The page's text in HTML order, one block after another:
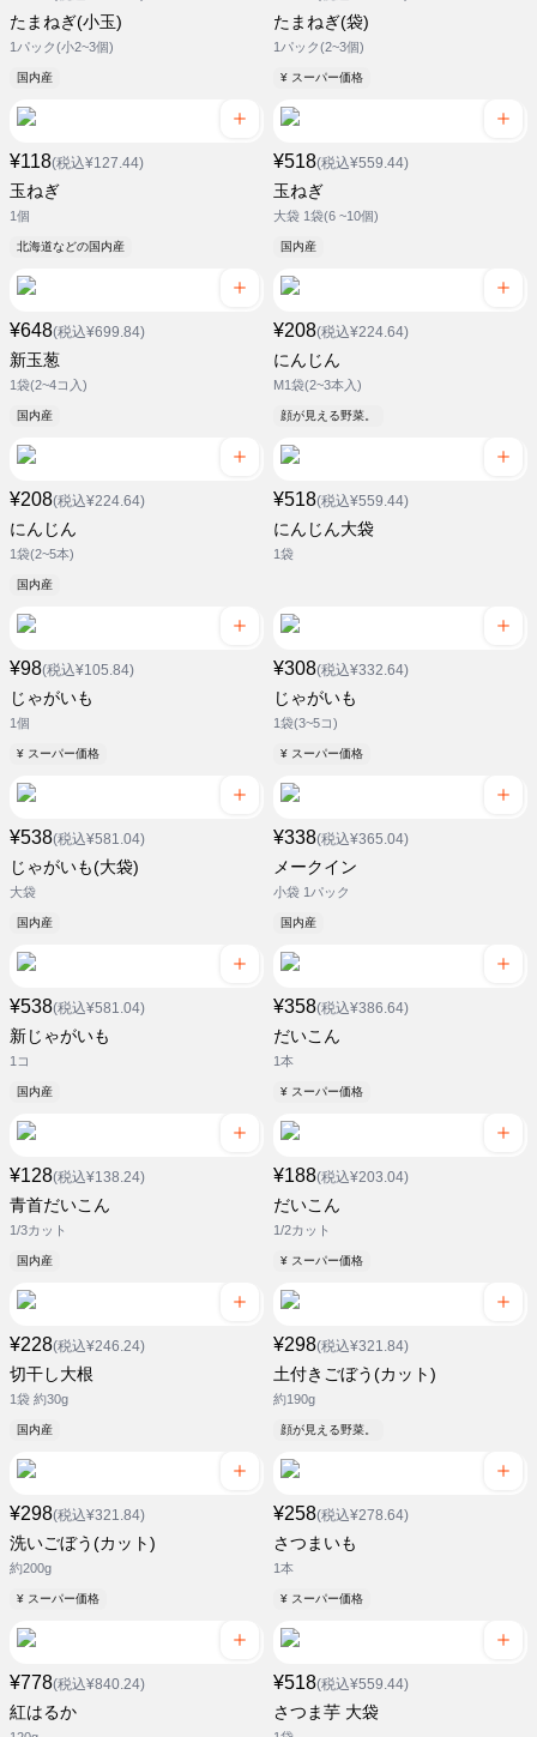
たまねぎ(小玉)
1パック(小2~3個)
国内産
たまねぎ(袋)
1パック(2~3個)
¥ スーパー価格
¥118(税込¥127.44)
玉ねぎ
1個
北海道などの国内産
¥518(税込¥559.44)
玉ねぎ
大袋 1袋(6 ~10個)
国内産
¥648(税込¥699.84)
新玉葱
1袋(2~4コ入)
国内産
¥208(税込¥224.64)
にんじん
M1袋(2~3本入)
顔が見える野菜。
¥208(税込¥224.64)
にんじん
1袋(2~5本)
国内産
¥518(税込¥559.44)
にんじん大袋
1袋
¥98(税込¥105.84)
じゃがいも
1個
¥ スーパー価格
¥308(税込¥332.64)
じゃがいも
1袋(3~5コ)
¥ スーパー価格
¥538(税込¥581.04)
じゃがいも(大袋)
大袋
国内産
¥338(税込¥365.04)
メークイン
小袋 1パック
国内産
¥538(税込¥581.04)
新じゃがいも
1コ
国内産
¥358(税込¥386.64)
だいこん
1本
¥ スーパー価格
¥128(税込¥138.24)
青首だいこん
1/3カット
国内産
¥188(税込¥203.04)
だいこん
1/2カット
¥ スーパー価格
¥228(税込¥246.24)
切干し大根
1袋 約30g
国内産
¥298(税込¥321.84)
土付きごぼう(カット)
約190g
顔が見える野菜。
¥298(税込¥321.84)
洗いごぼう(カット)
約200g
¥ スーパー価格
¥258(税込¥278.64)
さつまいも
1本
¥ スーパー価格
¥778(税込¥840.24)
紅はるか
¥518(税込¥559.44)
さつま芋 大袋